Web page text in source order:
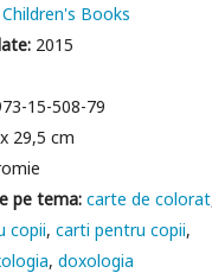
Children's Books
2015
15-508-79
29,5 cm
carte de colorat
copii carti pentru copii
doxologia